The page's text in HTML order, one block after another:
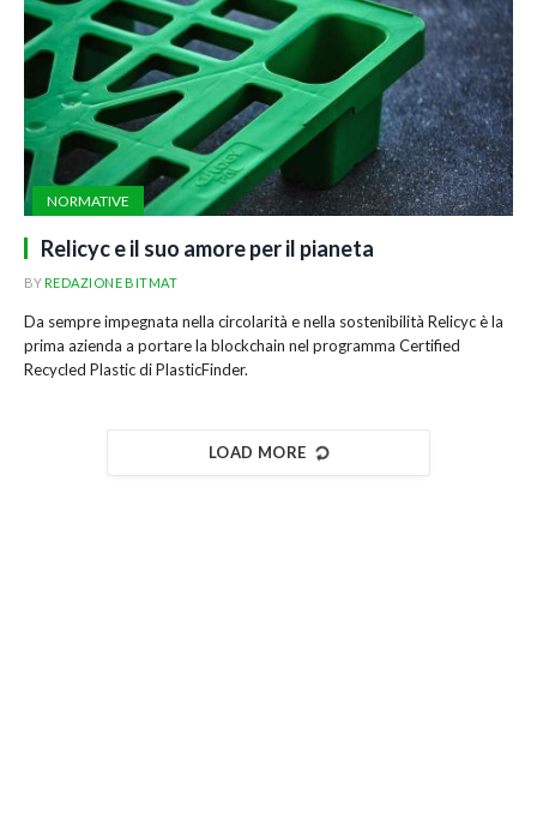
NORMATIVE
Relicyc e il suo amore per il pianeta
BYREDAZIONE BITMAT
Da sempre impegnata nella circolarità e nella sostenibilità Relicyc è la
prima azienda a portare la blockchain nel programma Certified
Recycled Plastic di PlasticFinder.
LOAD MORE